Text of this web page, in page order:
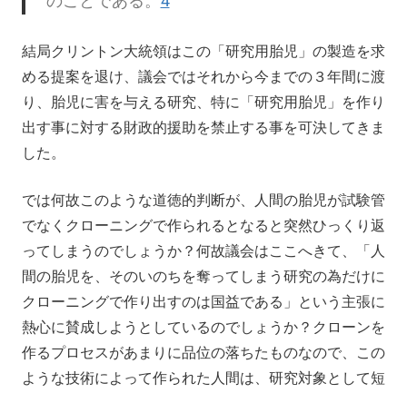
結局クリントン大統領はこの「研究用胎児」の製造を求
める提案を退け、議会ではそれから今までの３年間に渡
り、胎児に害を与える研究、特に「研究用胎児」を作り
出す事に対する財政的援助を禁止する事を可決してきま
した。
では何故このような道徳的判断が、人間の胎児が試験管
でなくクローニングで作られるとなると突然ひっくり返
ってしまうのでしょうか？何故議会はここへきて、「人
間の胎児を、そのいのちを奪ってしまう研究の為だけに
クローニングで作り出すのは国益である」という主張に
熱心に賛成しようとしているのでしょうか？クローンを
作るプロセスがあまりに品位の落ちたものなので、この
ような技術によって作られた人間は、研究対象として短